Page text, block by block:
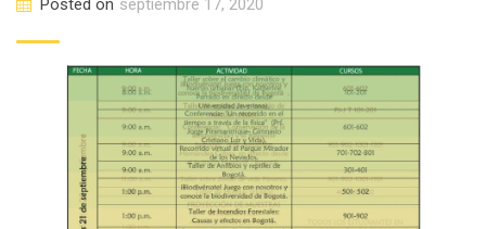
Posted on septiembre 17, 2020